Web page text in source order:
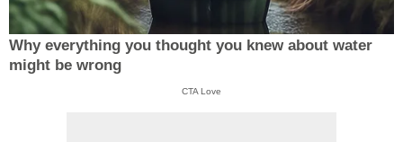
Why everything you thought you knew about water
might be wrong
CTA Love